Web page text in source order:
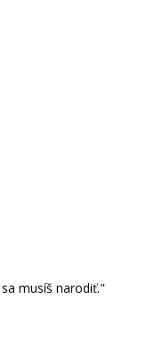
musíš narodiť."